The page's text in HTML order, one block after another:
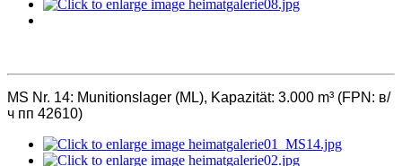
MS Nr. 14: Munitionslager (ML), Kapazität: 3.000 m³ (FPN: в/
ч пп 42610)